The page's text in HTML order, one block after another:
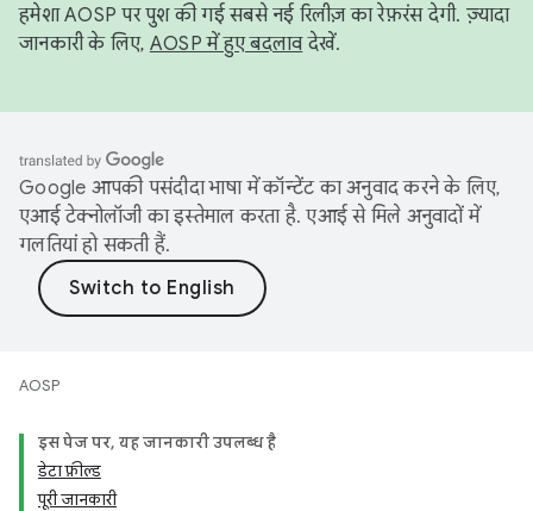
हमेशा AOSP पर पुश की गई सबसे नई रिलीज़ का रेफ़रंस देगी. ज़्यादा
जानकारी के लिए, AOSP में हुए बदलावदेखें.
Google आपकी पसंदीदा भाषा में कॉन्टेंट का अनुवाद करने के लिए,
एआई टेक्नोलॉजी का इस्तेमाल करता है. एआई से मिले अनुवादों में
गलतियां हो सकती हैं.
AOSP
इस पेज पर, यह जानकारी उपलब्ध है
डेटा फ़ील्ड
पूरी जानकारी